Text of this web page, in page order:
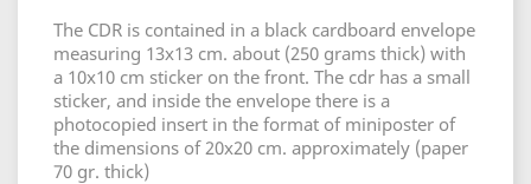
The CDR is contained in a black cardboard envelope
measuring 13x13 cm. about (250 grams thick) with
a 10x10 cm sticker on the front. The cdr has a small
sticker, and inside the envelope there is a
photocopied insert in the format of miniposter of
the dimensions of 20x20 cm. approximately (paper
70 gr. thick)